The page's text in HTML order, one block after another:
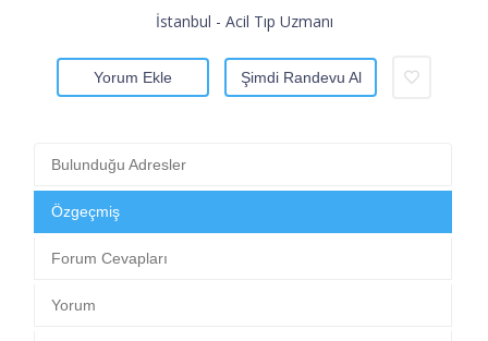
İstanbul - Acil Tıp Uzmanı
Yorum Ekle Şimdi Randevu Al
Bulunduğu Adresler
Özgeçmiş
Forum Cevapları
Yorum